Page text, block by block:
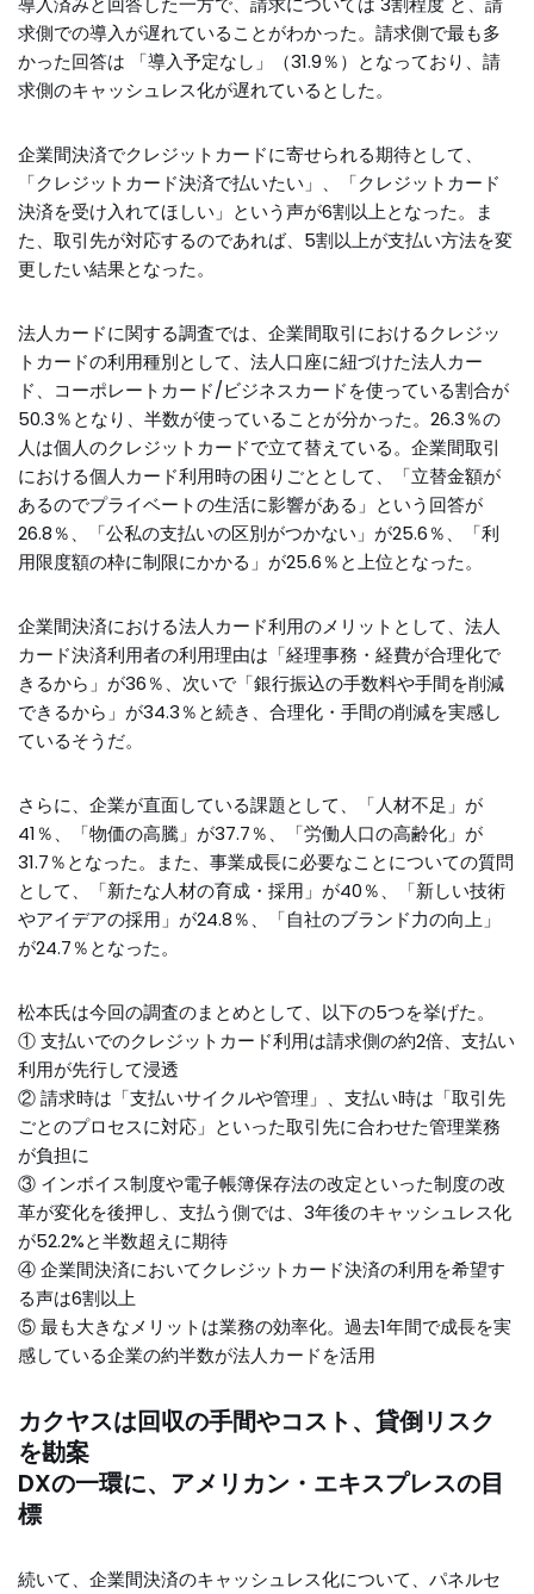
求側での導入が遅れていることがわかった。請求側で最も多
かった回答は 「導入予定なし」（31.9％）となっており、請
求側のキャッシュレス化が遅れているとした。
企業間決済でクレジットカードに寄せられる期待として、
「クレジットカード決済で払いたい」、「クレジットカード
決済を受け入れてほしい」という声が6割以上となった。ま
た、取引先が対応するのであれば、5割以上が支払い方法を変
更したい結果となった。
法人カードに関する調査では、企業間取引におけるクレジッ
トカードの利用種別として、法人口座に紐づけた法人カー
ド、コーポレートカード/ビジネスカードを使っている割合が
50.3％となり、半数が使っていることが分かった。26.3％の
人は個人のクレジットカードで立て替えている。企業間取引
における個人カード利用時の困りごととして、「立替金額が
あるのでプライベートの生活に影響がある」という回答が
26.8％、「公私の支払いの区別がつかない」が25.6％、「利
用限度額の枠に制限にかかる」が25.6％と上位となった。
企業間決済における法人カード利用のメリットとして、法人
カード決済利用者の利用理由は「経理事務・経費が合理化で
きるから」が36％、次いで「銀行振込の手数料や手間を削減
できるから」が34.3％と続き、合理化・手間の削減を実感し
ているそうだ。
さらに、企業が直面している課題として、「人材不足」が
41％、「物価の高騰」が37.7％、「労働人口の高齢化」が
31.7％となった。また、事業成長に必要なことについての質問
として、「新たな人材の育成・採用」が40％、「新しい技術
やアイデアの採用」が24.8％、「自社のブランド力の向上」
が24.7％となった。
松本氏は今回の調査のまとめとして、以下の5つを挙げた。
① 支払いでのクレジットカード利用は請求側の約2倍、支払い
利用が先行して浸透
② 請求時は「支払いサイクルや管理」、支払い時は「取引先
ごとのプロセスに対応」といった取引先に合わせた管理業務
が負担に
③ インボイス制度や電子帳簿保存法の改定といった制度の改
革が変化を後押し、支払う側では、3年後のキャッシュレス化
が52.2%と半数超えに期待
④ 企業間決済においてクレジットカード決済の利用を希望す
る声は6割以上
⑤ 最も大きなメリットは業務の効率化。過去1年間で成長を実
感している企業の約半数が法人カードを活用
カクヤスは回収の手間やコスト、貸倒リスク
を勘案
DXの一環に、アメリカン・エキスプレスの目
標
続いて、企業間決済のキャッシュレス化について、パネルセ